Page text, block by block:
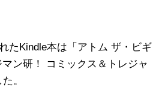
たKindle本は「アトム ザ・ビギ
ン研！ コミックス＆トレジャ
。